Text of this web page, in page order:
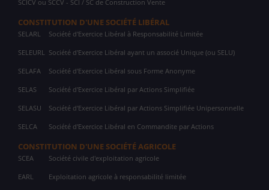
SCICV ou SCCV - SCI / SC de Construction Vente
CONSTITUTION D'UNE SOCIÉTÉ LIBÉRAL
SELARL Société d'Exercice Libéral à Responsabilité Limitée
SELEURL Société d'Exercice Libéral ayant un associé Unique (ou SELU)
SELAFA Société d'Exercice Libéral sous Forme Anonyme
SELAS Société d'Exercice Libéral par Actions Simplifiée
SELASU Société d'Exercice Libéral par Actions Simplifiée Unipersonnelle
SELCA Société d'Exercice Libéral en Commandite par Actions
CONSTITUTION D'UNE SOCIÉTÉ AGRICOLE
SCEA Société civile d'exploitation agricole
EARL Exploitation agricole à responsabilité limitée